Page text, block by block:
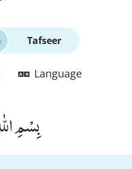
Tafseer
Language
بِسْمِ